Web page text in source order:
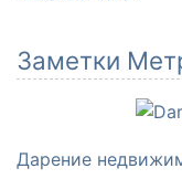
Заметки
Дарение